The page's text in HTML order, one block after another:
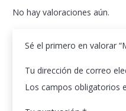
No hay valoraciones aún.
Sé el primero en valorar
Tu dirección de correo
Los campos obligatorios